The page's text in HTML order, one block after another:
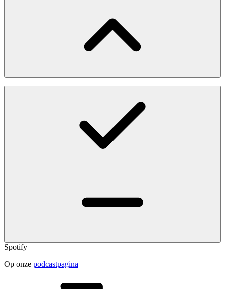
Spotify
Op onze podcastpagina